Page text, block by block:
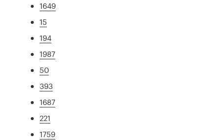
1649
15
194
1987
50
393
1687
221
1759